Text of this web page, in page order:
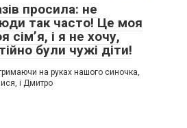
просила: не
так часто! Це моя
сім’я, і я не хочу,
були чужі діти!
на руках нашого синочка,
і Дмитро